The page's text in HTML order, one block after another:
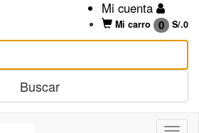
Mi cuenta
Mi carro 0 S/.0